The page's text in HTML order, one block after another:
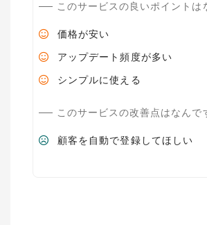
このサービスの良いポイントは
価格が安い
アップデート頻度が多い
シンプルに使える
このサービスの改善点はなんで
顧客を自動で登録してほしい